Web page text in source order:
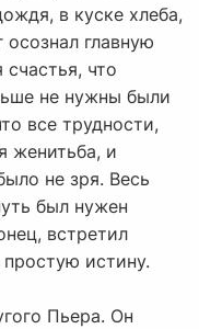
в куске хлеба,
главную
что
не нужны были
все трудности,
женитьба, и
не зря. Весь
был нужен
встретил
истину.
Пьера. Он